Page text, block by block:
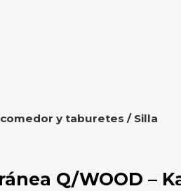
y taburetes / Silla
Q/WOOD –